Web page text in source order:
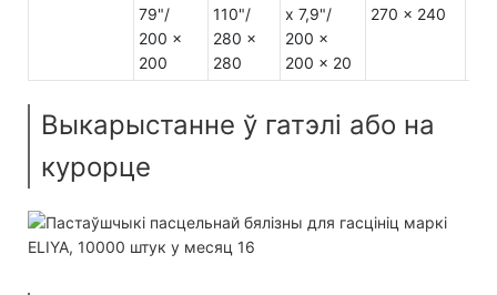
79"/
200 x
200
110"/
280 x
280
x 7,9"/
200 x
200 x 20
270 x 240
Выкарыстанне ў гатэлі або на
курорце